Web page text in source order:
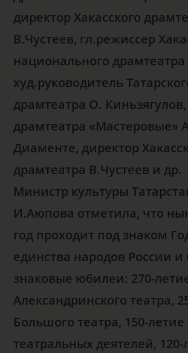
директор Хакасского
В.Чустеев, гл.режиссер
национального драмтеатра
худ.руководитель
драмтеатра О.
драмтеатра «Мастеровые»
Диаменте, директор
драмтеатра В.Чустеев и др.
Министр культуры
И.Аюпова отметила, что
год проходит под знаком
единства народов России и
знаковые юбилеи: 270-
Александринского театра,
Большого театра, 150-
театральных деятелей, 120-